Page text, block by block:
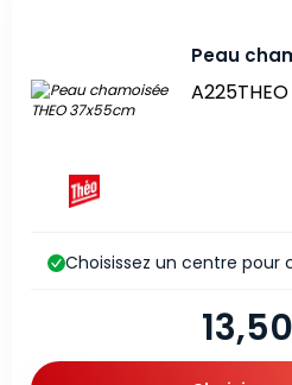
Peau
A225THEO
Choisissez un centre pour